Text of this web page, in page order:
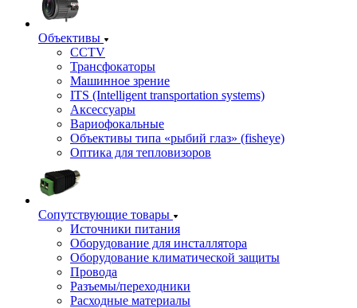
Объективы
CCTV
Трансфокаторы
Машинное зрение
ITS (Intelligent transportation systems)
Аксессуары
Вариофокальные
Объективы типа «рыбий глаз» (fisheye)
Оптика для тепловизоров
Сопутствующие товары
Источники питания
Оборудование для инсталлятора
Оборудование климатической защиты
Провода
Разъемы/переходники
Расходные материалы